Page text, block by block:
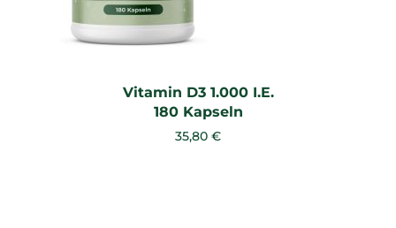
Vitamin D3 1.000 I.E.
180 Kapseln
35,80 €